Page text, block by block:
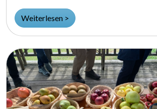
Weiterlesen >